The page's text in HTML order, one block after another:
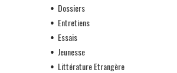
Dossiers
Entretiens
Essais
Jeunesse
Littérature Etrangère